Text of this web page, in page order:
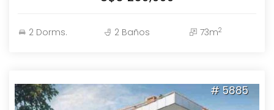
con garaje en subsuelo Ofrece amenities de
Consulte con nuestros asesores.
2 Dorms. 2 Baños 73m2
# 5885